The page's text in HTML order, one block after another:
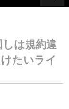
しは規約違
たいライ